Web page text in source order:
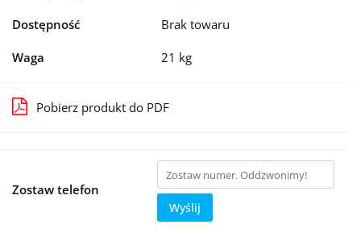
Dostępność Brak towaru
Waga 21 kg
Pobierz produkt do PDF
Zostaw telefon
Wyślij